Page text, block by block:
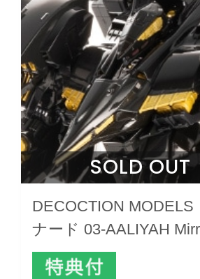
SOLD OUT
DECOCTION MODELS
ナード 03-AALIYAH
Finish Ver.